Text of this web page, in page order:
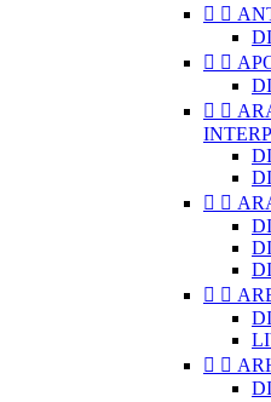
 
 
 
 
 
 